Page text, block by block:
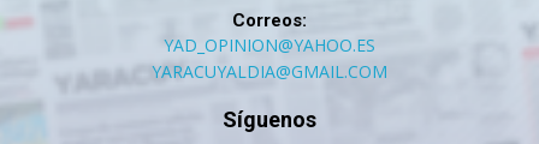
Correos:
YAD_OPINION@YAHOO.ES
YARACUYALDIA@GMAIL.COM
Síguenos